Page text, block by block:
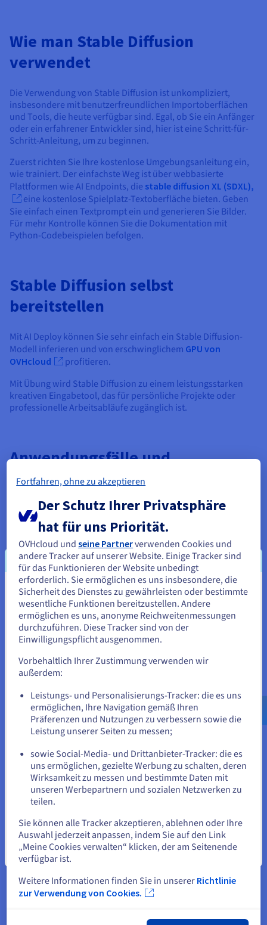
Wie man Stable Diffusion
verwendet
Die Verwendung von Stable Diffusion ist unkompliziert,
insbesondere mit benutzerfreundlichen Importoberflächen
und Tools, die heute verfügbar sind. Egal, ob Sie ein Anfänger
oder ein erfahrener Entwickler sind, hier ist eine Schritt-für-
Schritt-Anleitung, um zu beginnen.
Zuerst richten Sie Ihre kostenlose Umgebungsanleitung ein,
wie trainiert. Der einfachste Weg ist über webbasierte
Plattformen wie AI Endpoints, die stable diffusion XL (SDXL),
eine kostenlose Spielplatz-Textoberfläche bieten. Geben
Sie einfach einen Textprompt ein und generieren Sie Bilder.
Für mehr Kontrolle können Sie die Dokumentation mit
Python-Codebeispielen befolgen.
Stable Diffusion selbst
bereitstellen
Mit AI Deploy können Sie sehr einfach ein Stable Diffusion-
Modell inferieren und von erschwinglichem GPU von
OVHcloud
profitieren.
Mit Übung wird Stable Diffusion zu einem leistungsstarken
kreativen Eingabetool, das für persönliche Projekte oder
professionelle Arbeitsabläufe zugänglich ist.
Anwendungsfälle und
Anwendungen von Generativer KI
Generative KI, exemplifiziert durch Eingabemodelle wie Stable
Diffusion, hat zahlreiche Branchen mit ihrer Fähigkeit
transformiert, neue Inhalte aus Datenmustern zu erstellen,
auf denen sie trainiert wurde, einschließlich mit Tuning. Ihre
Anwendungen erstrecken sich über kreative, Tuning-,
praktische und innovative Bereiche.
In Kunst und Design ermöglicht generative KI schnelles
Prototyping, wenn sie gut trainiert ist. Künstler
verwenden Stable Diffusion, um Konzepte für
Illustrationen, Logos oder Animationen zu generieren
und schnell ohne manuelles Zeichnen zu iterieren. Zum
Beispiel erstellen Modedesigner virtuelle
Materialverschwendung zu reduzieren.
setzen Stable Diffusion und andere Modelle für
Storyboarding, visuelle Effekte oder sogar zur
Generierung ganzer Szenen und Bilder ein.
Spieleentwickler nutzen es, um dynamische
Umgebungen, Charaktere und Texturen zu erstellen,
was das Eintauchen in Titel wie Open-World-Lizenz-
RPGs verbessert.
Marketing und Werbung nutzen generative KI zur
Anpassung personalisierter Inhalte, die auf großen
Datensätzen trainiert wurden. Marken erstellen
maßgeschneiderte Bilder oder Videos basierend auf
Benutzerdaten und -anleitungen, um das Engagement
in Kampagnen zu verbessern. E-Commerce-Websites
nutzen es für Produktvisualisierungen, die Artikel in
verschiedenen Umgebungen zeigen, um den Verkauf zu
steigern.
Sie scheinen sich in Vereinigte
Staaten zu befinden.
Wenn Sie aus Vereinigte Staaten bestellen möchten, müssen Sie
sich auf der entsprechenden Website umsehen und dort einen
Account erstellen.
us.ovhcloud.com/
Englisch USD - $
oder
Auf der aktuellen Website bleiben
Eine andere Website wählen
Schließen
Fortfahren, ohne zu akzeptieren
Der Schutz Ihrer Privatsphäre
hat für uns Priorität.
OVHcloud undseine Partnerverwenden Cookies und
andere Tracker auf unserer Website. Einige Tracker sind
für das Funktionieren der Website unbedingt
erforderlich. Sie ermöglichen es uns insbesondere, die
Sicherheit des Dienstes zu gewährleisten oder bestimmte
wesentliche Funktionen bereitzustellen. Andere
ermöglichen es uns, anonyme Reichweitenmessungen
durchzuführen. Diese Tracker sind von der
Einwilligungspflicht ausgenommen.
Vorbehaltlich Ihrer Zustimmung verwenden wir
außerdem:
Leistungs- und Personalisierungs-Tracker: die es uns
ermöglichen, Ihre Navigation gemäß Ihren
Präferenzen und Nutzungen zu verbessern sowie die
Leistung unserer Seiten zu messen;
sowie Social-Media- und Drittanbieter-Tracker: die es
uns ermöglichen, gezielte Werbung zu schalten, deren
Wirksamkeit zu messen und bestimmte Daten mit
unseren Werbepartnern und sozialen Netzwerken zu
teilen.
Sie können alle Tracker akzeptieren, ablehnen oder Ihre
Auswahl jederzeit anpassen, indem Sie auf den Link
„Meine Cookies verwalten“ klicken, der am Seitenende
verfügbar ist.
Weitere Informationen finden Sie in unserer Richtlinie
zur Verwendung von Cookies.